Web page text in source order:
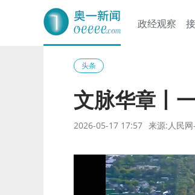
奥一网
政经观察
头条
文脉华章丨
2026-05-17 17:57 来源:人民